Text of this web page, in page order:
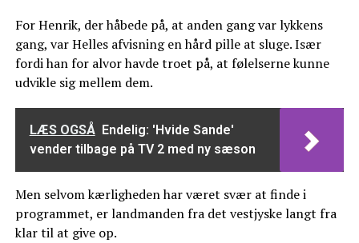
For Henrik, der håbede på, at anden gang var lykkens
gang, var Helles afvisning en hård pille at sluge. Især
fordi han for alvor havde troet på, at følelserne kunne
udvikle sig mellem dem.
LÆS OGSÅ Endelig: 'Hvide Sande'
vender tilbage på TV 2 med ny sæson
Men selvom kærligheden har været svær at finde i
programmet, er landmanden fra det vestjyske langt fra
klar til at give op.